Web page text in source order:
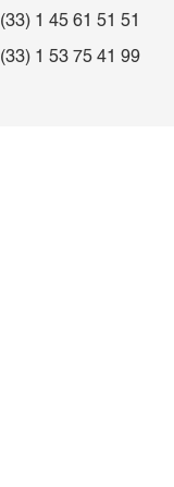
(33) 1 45 61 51 51
(33) 1 53 75 41 99